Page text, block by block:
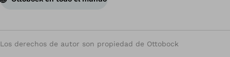
Los derechos de autor son propiedad de Ottobock